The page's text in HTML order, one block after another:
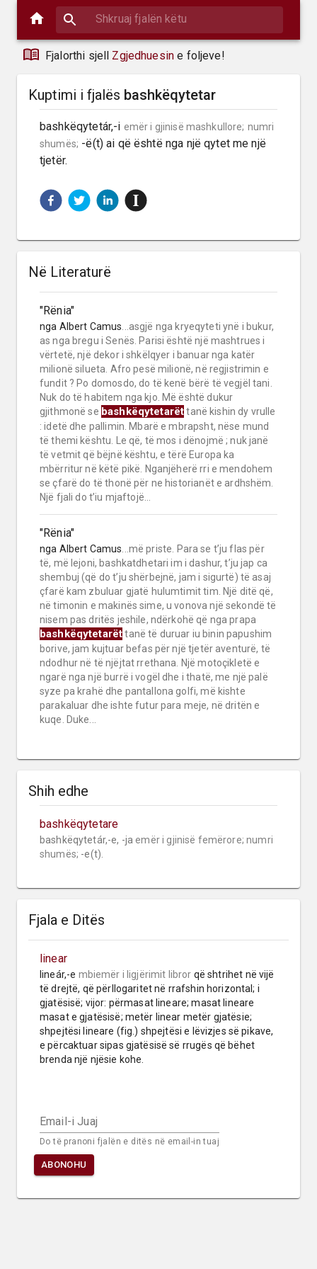
Fjalorthi sjell Zgjedhuesin e foljeve!
Kuptimi i fjalës bashkëqytetar
bashkëqytetár,-i emër i gjinisë mashkullore; numri
shumës; -ë(t) ai që është nga një qytet me një
tjetër.
Në Literaturë
"Rënia"
nga Albert Camus ...asgjë nga kryeqyteti ynë i bukur,
as nga bregu i Senës. Parisi është një mashtrues i
vërtetë, një dekor i shkëlqyer i banuar nga katër
milionë silueta. Afro pesë milionë, në regjistrimin e
fundit ? Po domosdo, do të kenë bërë të vegjël tani.
Nuk do të habitem nga kjo. Më është dukur
gjithmonë se bashkëqytetarëttanë kishin dy vrulle
: idetë dhe pallimin. Mbarë e mbrapsht, nëse mund
të themi kështu. Le që, të mos i dënojmë ; nuk janë
të vetmit që bëjnë kështu, e tërë Europa ka
mbërritur në këtë pikë. Nganjëherë rri e mendohem
se çfarë do të thonë për ne historianët e ardhshëm.
Një fjali do t’iu mjaftojë...
"Rënia"
nga Albert Camus ...më priste. Para se t’ju flas për
të, më lejoni, bashkatdhetari im i dashur, t’ju jap ca
shembuj (që do t’ju shërbejnë, jam i sigurtë) të asaj
çfarë kam zbuluar gjatë hulumtimit tim. Një ditë që,
në timonin e makinës sime, u vonova një sekondë të
nisem pas dritës jeshile, ndërkohë që nga prapa
bashkëqytetarëttanë të duruar iu binin papushim
borive, jam kujtuar befas për një tjetër aventurë, të
ndodhur në të njëjtat rrethana. Një motoçikletë e
ngarë nga një burrë i vogël dhe i thatë, me një palë
syze pa krahë dhe pantallona golfi, më kishte
parakaluar dhe ishte futur para meje, në dritën e
kuqe. Duke...
Shih edhe
bashkëqytetare
bashkëqytetár,-e, -ja emër i gjinisë femërore; numri
shumës; -e(t).
Fjala e Ditës
linear
lineár,-e mbiemër i ligjërimit libror që shtrihet në vijë
të drejtë, që përllogaritet në rrafshin horizontal; i
gjatësisë; vijor: përmasat lineare; masat lineare
masat e gjatësisë; metër linear metër gjatësie;
shpejtësi lineare (fig.) shpejtësi e lëvizjes së pikave,
e përcaktuar sipas gjatësisë së rrugës që bëhet
brenda një njësie kohe.
Email-i Juaj
Do të pranoni fjalën e ditës në email-in tuaj
ABONOHU